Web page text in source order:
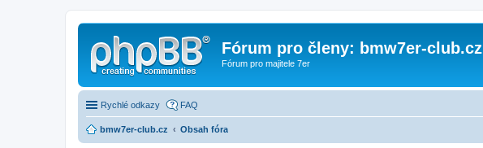
Fórum pro členy: bmw7er-club.cz
Fórum pro majitele 7er
Rychlé odkazy FAQ
bmw7er-club.cz Obsah fóra